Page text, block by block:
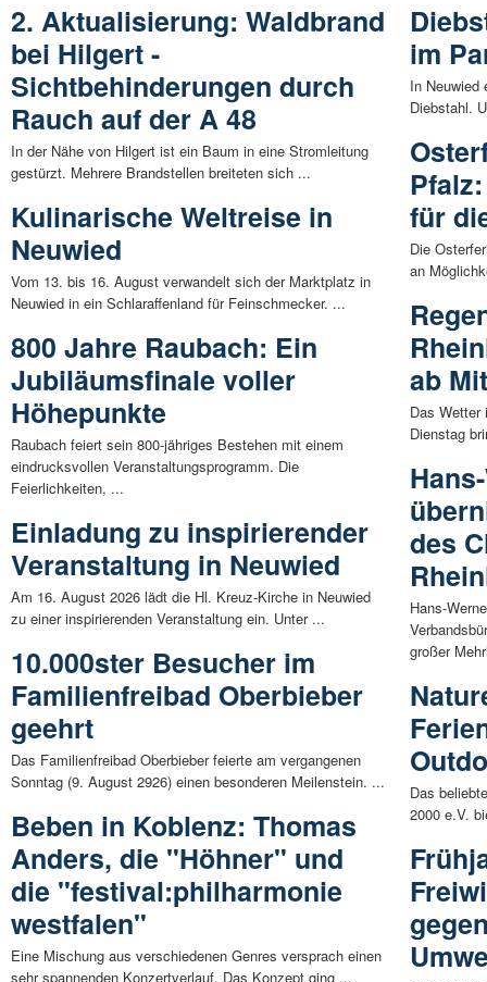
2. Aktualisierung: Waldbrand
bei Hilgert -
Sichtbehinderungen durch
Rauch auf der A 48
In der Nähe von Hilgert ist ein Baum in eine Stromleitung
gestürzt. Mehrere Brandstellen breiteten sich ...
Kulinarische Weltreise in
Neuwied
Vom 13. bis 16. August verwandelt sich der Marktplatz in
Neuwied in ein Schlaraffenland für Feinschmecker. ...
800 Jahre Raubach: Ein
Jubiläumsfinale voller
Höhepunkte
Raubach feiert sein 800-jähriges Bestehen mit einem
eindrucksvollen Veranstaltungsprogramm. Die
Feierlichkeiten, ...
Einladung zu inspirierender
Veranstaltung in Neuwied
Am 16. August 2026 lädt die Hl. Kreuz-Kirche in Neuwied
zu einer inspirierenden Veranstaltung ein. Unter ...
10.000ster Besucher im
Familienfreibad Oberbieber
geehrt
Das Familienfreibad Oberbieber feierte am vergangenen
Sonntag (9. August 2926) einen besonderen Meilenstein. ...
Beben in Koblenz: Thomas
Anders, die "Höhner" und
die "festival:philharmonie
westfalen"
Eine Mischung aus verschiedenen Genres versprach einen
sehr spannenden Konzertverlauf. Das Konzept ging ...
im
In Neuwied
Diebstahl.
für
Die
an
ab
Das Wetter
Dienstag
des
Hans-
großer
Das
2000 e.V.